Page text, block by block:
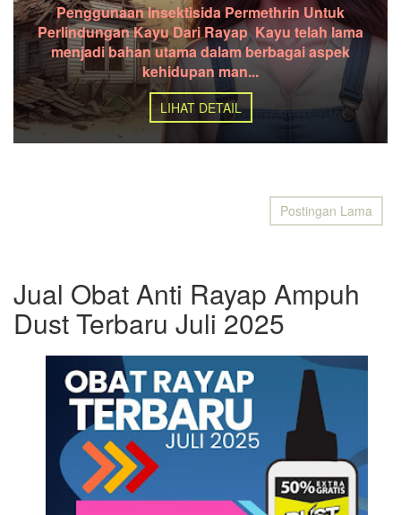
Penggunaan Insektisida Permethrin Untuk
Perlindungan Kayu Dari Rayap Kayu telah lama
menjadi bahan utama dalam berbagai aspek
kehidupan man...
LIHAT DETAIL
Postingan Lama
Jual Obat Anti Rayap Ampuh
Dust Terbaru Juli 2025